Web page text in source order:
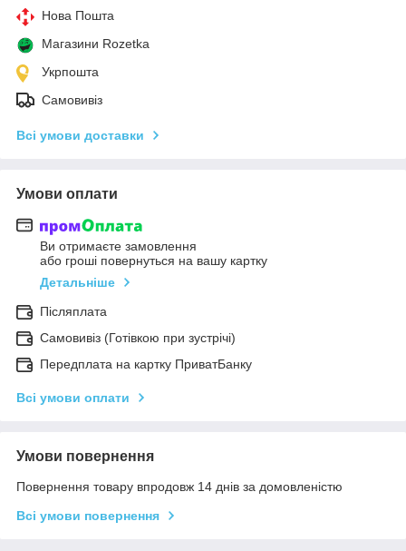
Нова Пошта
Магазини Rozetka
Укрпошта
Самовивіз
Всі умови доставки
Умови оплати
Ви отримаєте замовлення
або гроші повернуться на вашу картку
Детальніше
Післяплата
Самовивіз (Готівкою при зустрічі)
Передплата на картку ПриватБанку
Всі умови оплати
Умови повернення
Повернення товару впродовж 14 днів за домовленістю
Всі умови повернення